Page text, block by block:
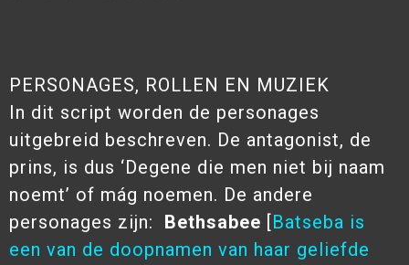
PERSONAGES, ROLLEN EN MUZIEK
In dit script worden de personages
uitgebreid beschreven. De antagonist, de
prins, is dus ‘Degene die men niet bij naam
noemt’ of mág noemen. De andere
personages zijn: Bethsabee [Batseba is
een van de doopnamen van haar geliefde